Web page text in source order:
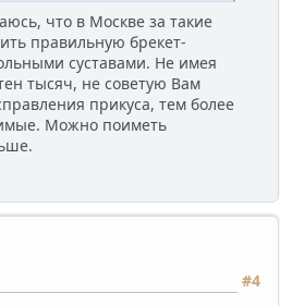
что в Москве за такие
правильную брекет-
суставами. Не имея
тысяч, не советую Вам
прикуса, тем более
Можно поиметь
#4